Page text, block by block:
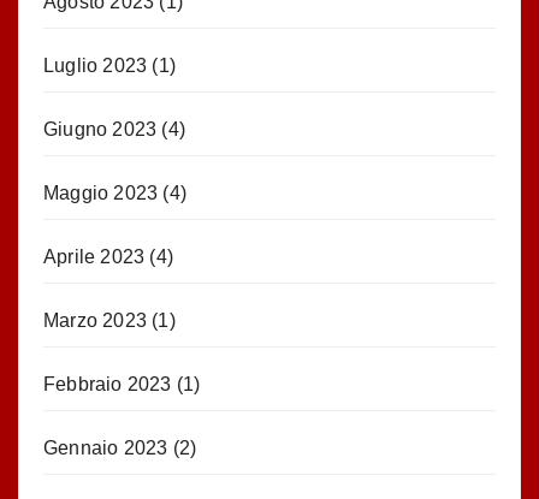
Luglio 2023 (1)
Giugno 2023 (4)
Maggio 2023 (4)
Aprile 2023 (4)
Marzo 2023 (1)
Febbraio 2023 (1)
Gennaio 2023 (2)